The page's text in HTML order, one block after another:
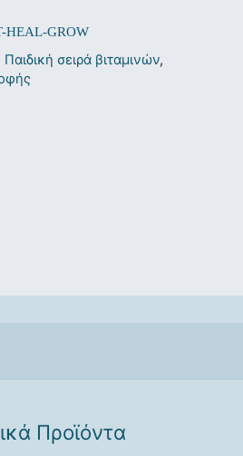
HEAL-GROW
Παιδική σειρά βιταμινών,
Προϊόντα